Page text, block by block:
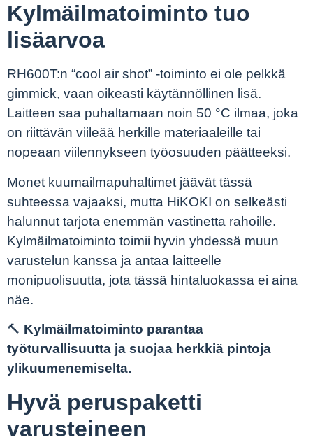
Kylmäilmatoiminto tuo
lisäarvoa
RH600T:n “cool air shot” -toiminto ei ole pelkkä
gimmick, vaan oikeasti käytännöllinen lisä.
Laitteen saa puhaltamaan noin 50 °C ilmaa, joka
on riittävän viileää herkille materiaaleille tai
nopeaan viilennykseen työosuuden päätteeksi.
Monet kuumailmapuhaltimet jäävät tässä
suhteessa vajaaksi, mutta HiKOKI on selkeästi
halunnut tarjota enemmän vastinetta rahoille.
Kylmäilmatoiminto toimii hyvin yhdessä muun
varustelun kanssa ja antaa laitteelle
monipuolisuutta, jota tässä hintaluokassa ei aina
näe.
🔨 Kylmäilmatoiminto parantaa
työturvallisuutta ja suojaa herkkiä pintoja
ylikuumenemiselta.
Hyvä peruspaketti
varusteineen